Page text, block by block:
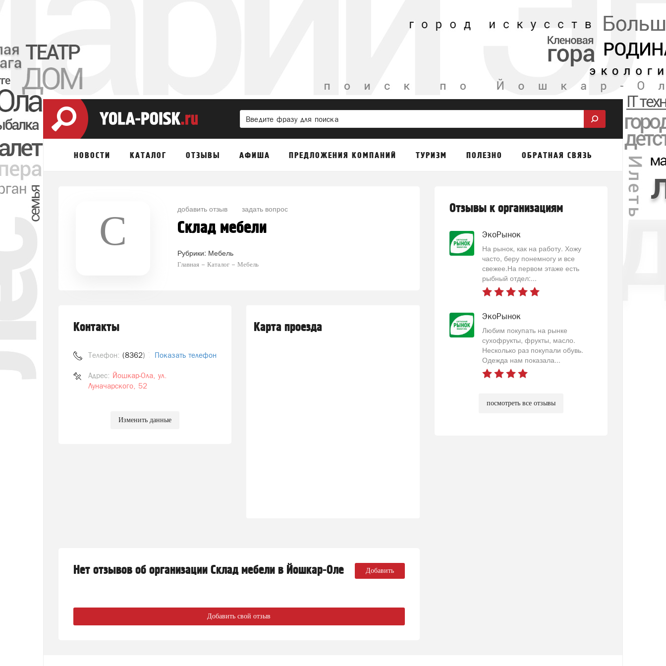
НОВОСТИ КАТАЛОГ ОТЗЫВЫ АФИША ПРЕДЛОЖЕНИЯ КОМПАНИЙ ТУРИЗМ ПОЛЕЗНО ОБРАТНАЯ СВЯЗЬ
С добавить отзыв задать вопрос
Склад мебели
Рубрики: Мебель
Главная Каталог Мебель
Контакты
Телефон: (8362) 741-809Показать телефон
Адрес: Йошкар-Ола, ул.
Луначарского, 52
Изменить данные
Карта проезда
Нет отзывов об организации Склад мебели в Йошкар-Оле Добавить
Добавить свой отзыв
Отзывы к организациям
ЭкоРынок
На рынок, как на работу. Хожу
часто, беру понемногу и все
свежее.На первом этаже есть
рыбный отдел:...
ЭкоРынок
Любим покупать на рынке
сухофрукты, фрукты, масло.
Несколько раз покупали обувь.
Одежда нам показала...
посмотреть все отзывы